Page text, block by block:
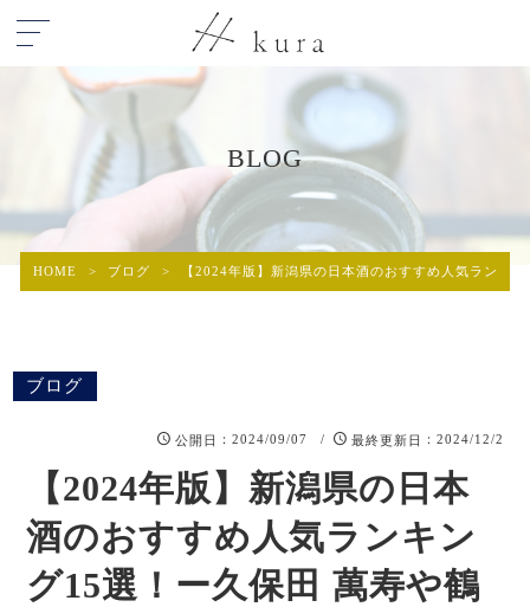
BLOG
HOME > ブログ > 【2024年版】新潟県の日本酒のおすすめ人気ランキ
ブログ
公開日 ：2024/09/07 / 最終更新日 ：2024/12/2
【2024年版】新潟県の日本
酒のおすすめ人気ランキン
グ15選！ー久保田 萬寿や鶴